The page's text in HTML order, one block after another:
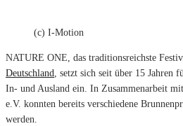
(c) I-Motion
NATURE ONE, das traditionsreichste
Deutschland, setzt sich seit über 15 Jahren
In- und Ausland ein. In Zusammenarbeit
e.V. konnten bereits verschiedene
werden.